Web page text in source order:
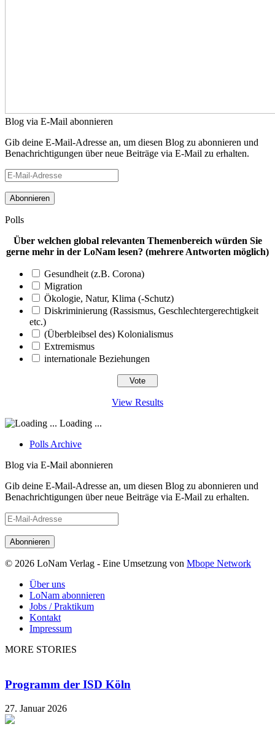
Blog via E-Mail abonnieren
Gib deine E-Mail-Adresse an, um diesen Blog zu abonnieren und
Benachrichtigungen über neue Beiträge via E-Mail zu erhalten.
E-
Mail-
Adresse
Polls
Über welchen global relevanten Themenbereich würden Sie
gerne mehr in der LoNam lesen? (mehrere Antworten möglich)
Gesundheit (z.B. Corona)
Migration
Ökologie, Natur, Klima (-Schutz)
Diskriminierung (Rassismus, Geschlechtergerechtigkeit
etc.)
(Überbleibsel des) Kolonialismus
Extremismus
internationale Beziehungen
View Results
Loading ...
Polls Archive
Blog via E-Mail abonnieren
Gib deine E-Mail-Adresse an, um diesen Blog zu abonnieren und
Benachrichtigungen über neue Beiträge via E-Mail zu erhalten.
E-
Mail-
Adresse
© 2026 LoNam Verlag - Eine Umsetzung von Mbope Network
Über uns
LoNam abonnieren
Jobs / Praktikum
Kontakt
Impressum
MORE STORIES
Programm der ISD Köln
27. Januar 2026